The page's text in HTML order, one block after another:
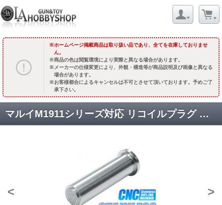
ホームページ掲載商品は取り扱い品であり、全てを在庫しておりませ
ん。
商品の色は閲覧環境により実際と異なる場合があります。
メーカーの仕様変更により、外観・構造等が商品説明及び画像と異なる
場合があります。
お客様都合によるキャンセルは不可とさせて頂いております。予めご了
承下さい。
マルイM1911シリーズ対応 リコイルプラグ ステンレスシルバー [MEU-21(SV)] [取寄]
< >